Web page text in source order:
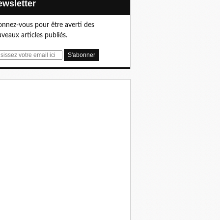
vous pour être averti des
articles publiés.